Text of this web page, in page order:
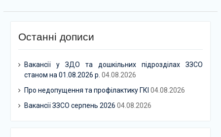
Останні дописи
Вакансії у ЗДО та дошкільних підрозділах ЗЗСО
станом на 01.08.2026 р. 04.08.2026
Про недопущення та профілактику ГКІ 04.08.2026
Вакансії ЗЗСО серпень 2026 04.08.2026